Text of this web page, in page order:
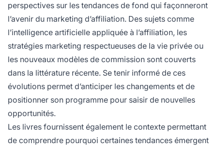
perspectives sur les tendances de fond qui façonneront
l’avenir du marketing d’affiliation. Des sujets comme
l’intelligence artificielle appliquée à l’affiliation, les
stratégies marketing respectueuses de la vie privée ou
les nouveaux modèles de commission sont couverts
dans la littérature récente. Se tenir informé de ces
évolutions permet d’anticiper les changements et de
positionner son programme pour saisir de nouvelles
opportunités.
Les livres fournissent également le contexte permettant
de comprendre pourquoi certaines tendances émergent